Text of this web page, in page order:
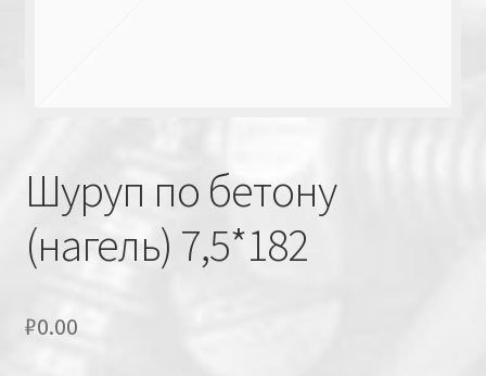
Шуруп по бетону
(нагель) 7,5*182
₽0.00